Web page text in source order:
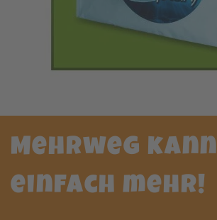
Mehrweg kann
einfach mehr!